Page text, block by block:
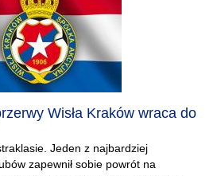
Wisła Kraków wraca do
Jeden z najbardziej
zapewnił sobie powrót na